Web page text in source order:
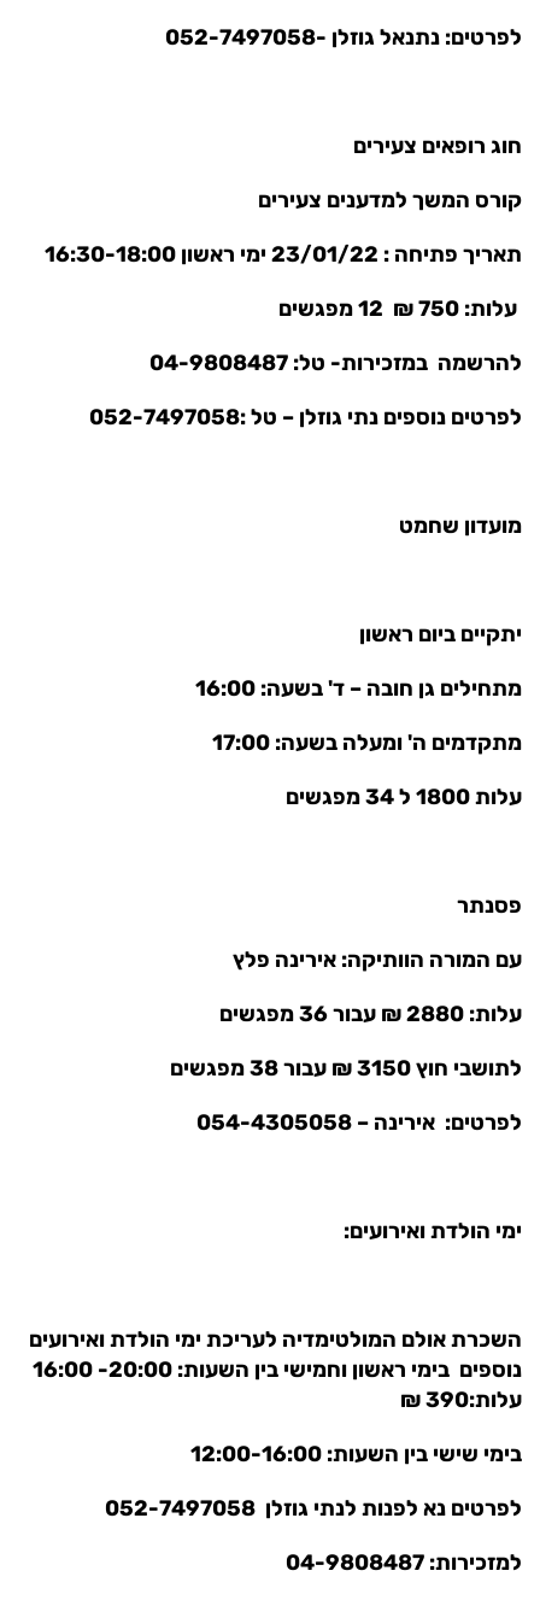
לפרטים: נתנאל גוזלן -052-7497058
חוג רופאים צעירים
קורס המשך למדענים צעירים
תאריך פתיחה : 23/01/22 ימי ראשון 16:30-18:00
עלות: 750 ₪ 12 מפגשים
להרשמה במזכירות- טל: 04-9808487
לפרטים נוספים נתי גוזלן – טל :052-7497058
מועדון שחמט
יתקיים ביום ראשון
מתחילים גן חובה – ד' בשעה: 16:00
מתקדמים ה' ומעלה בשעה: 17:00
עלות 1800 ל 34 מפגשים
פסנתר
עם המורה הוותיקה: אירינה פלץ
עלות: 2880 ₪ עבור 36 מפגשים
לתושבי חוץ 3150 ₪ עבור 38 מפגשים
לפרטים: אירינה – 054-4305058
ימי הולדת ואירועים:
השכרת אולם המולטימדיה לעריכת ימי הולדת ואירועים
עלות:390 ₪
בימי שישי בין השעות: 12:00-16:00
לפרטים נא לפנות לנתי גוזלן 052-7497058
למזכירות: 04-9808487